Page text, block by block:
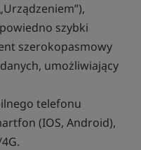
szybki
szerokopasmowy
umożliwiający
telefonu
(IOS, Android),